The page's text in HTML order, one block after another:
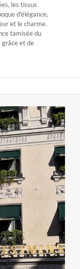
les tissus
d'élégance,
et le charme.
tamisée du
grâce et de